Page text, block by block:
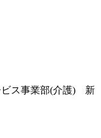
ビス事業部(介護) 新